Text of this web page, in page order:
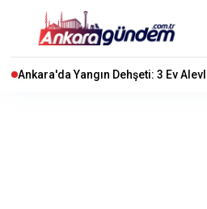
Ankara'da Yangın Dehşeti: 3 Ev